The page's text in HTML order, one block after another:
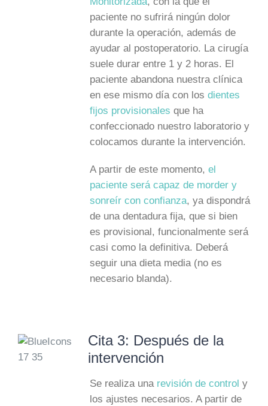
paciente no sufrirá ningún dolor
durante la operación, además de
ayudar al postoperatorio. La cirugía
suele durar entre 1 y 2 horas. El
paciente abandona nuestra clínica
en ese mismo día con los dientes
fijos provisionales que ha
confeccionado nuestro laboratorio y
colocamos durante la intervención.
A partir de este momento, el
paciente será capaz de morder y
sonreír con confianza, ya dispondrá
de una dentadura fija, que si bien
es provisional, funcionalmente será
casi como la definitiva. Deberá
seguir una dieta media (no es
necesario blanda).
Cita 3: Después de la
intervención
Se realiza una revisión de control y
los ajustes necesarios. A partir de